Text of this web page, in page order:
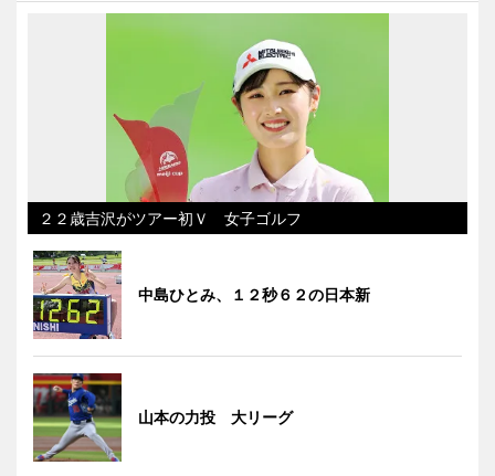
２２歳吉沢がツアー初Ｖ 女子ゴルフ
中島ひとみ、１２秒６２の日本新
山本の力投 大リーグ